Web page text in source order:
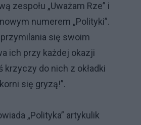
zespołu „Uważam Rze” i
numerem „Polityki”.
się swoim
ich przy każdej okazji
krzyczy do nich z okładki
się gryzą!”.
„Polityka” artykulik